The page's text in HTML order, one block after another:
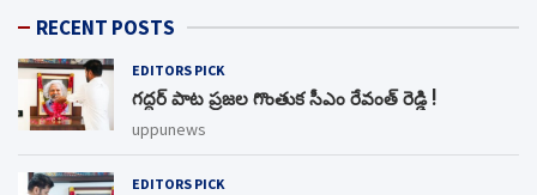
RECENT POSTS
EDITORS PICK
గద్దర్ పాట ప్రజల గొంతుక సీఎం రేవంత్ రెడ్డి !
uppunews
EDITORS PICK